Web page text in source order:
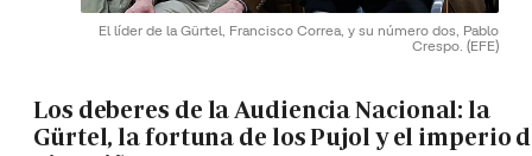
El líder de la Gürtel, Francisco Correa, y su número dos, Pablo
Crespo. (EFE)
Los deberes de la Audiencia Nacional: la
Gürtel, la fortuna de los Pujol y el imperio